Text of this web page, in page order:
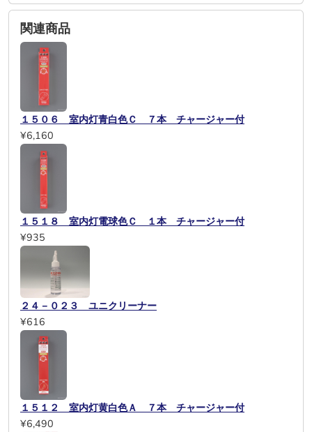
関連商品
１５０６ 室内灯青白色Ｃ ７本 チャージャー付
¥6,160
１５１８ 室内灯電球色Ｃ １本 チャージャー付
¥935
２４－０２３ ユニクリーナー
¥616
１５１２ 室内灯黄白色Ａ ７本 チャージャー付
¥6,490